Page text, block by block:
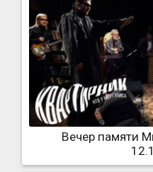
Вечер памяти